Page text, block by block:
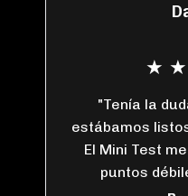
★ ★
"Tenía la
estábamos
El Mini Test
puntos